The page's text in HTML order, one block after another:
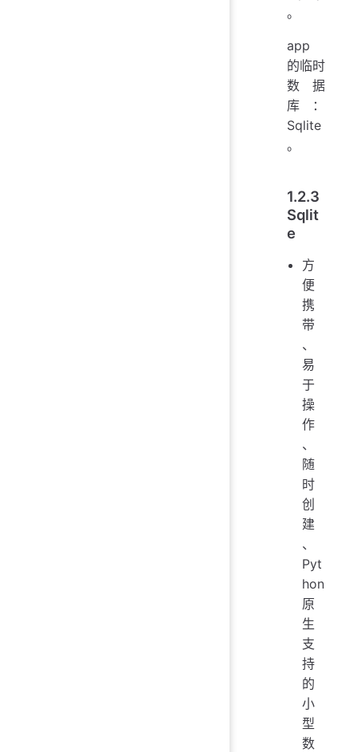
。
app
的临时
数据
库：
Sqlite
。
1.2.3
Sqlit
e
方
便
携
带
、
易
于
操
作
、
随
时
创
建
、
Pyt
hon
原
生
支
持
的
小
型
数